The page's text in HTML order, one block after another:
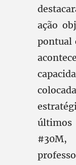
ação
pontual